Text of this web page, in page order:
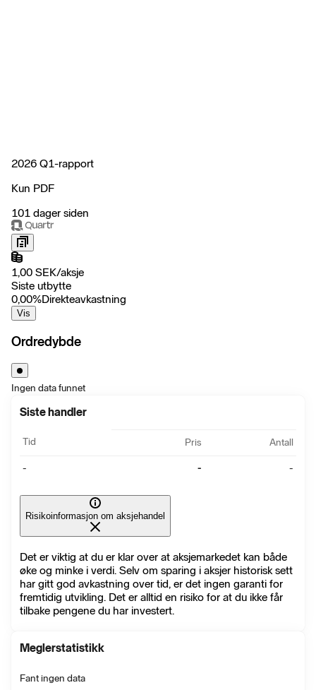
2026 Q1-rapport
Kun PDF
101 dager siden
1,00 SEK/aksje
Siste utbytte
0,00%Direkteavkastning
Vis
Ordredybde
Ingen data funnet
Siste handler
Tid Pris Antall
- - -
Risikoinformasjon om aksjehandel
Det er viktig at du er klar over at aksjemarkedet kan både
øke og minke i verdi. Selv om sparing i aksjer historisk sett
har gitt god avkastning over tid, er det ingen garanti for
fremtidig utvikling. Det er alltid en risiko for at du ikke får
tilbake pengene du har investert.
Meglerstatistikk
Fant ingen data